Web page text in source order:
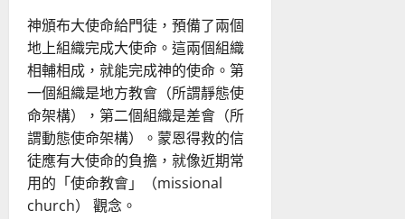
漢
神頒布大使命給門徒，預備了兩個
地上組織完成大使命。這兩個組織
相輔相成，就能完成神的使命。第
一個組織是地方教會（所謂靜態使
命架構），第二個組織是差會（所
謂動態使命架構）。蒙恩得救的信
徒應有大使命的負擔，就像近期常
用的「使命教會」（missional
church） 觀念。